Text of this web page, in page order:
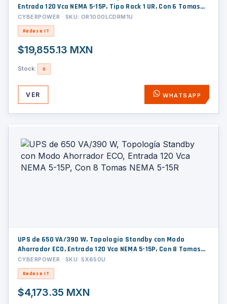
Entrada 120 Vca NEMA 5-15P, Tipo Rack 1 UR, Con 6 Tomas
NEMA 5-15R
CYBERPOWER · SKU: OR1000LCDRM1U
Redes e IT
$19,855.13 MXN
Stock: 0
VER WHATSAPP
UPS de 650 VA/390 W, Topología Standby con Modo
Ahorrador ECO, Entrada 120 Vca NEMA 5-15P, Con 8 Tomas
NEMA 5-15R
CYBERPOWER · SKU: SX650U
Redes e IT
$4,173.35 MXN